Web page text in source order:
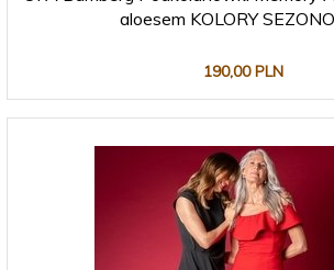
aloesem KOLORY
190,00 PLN